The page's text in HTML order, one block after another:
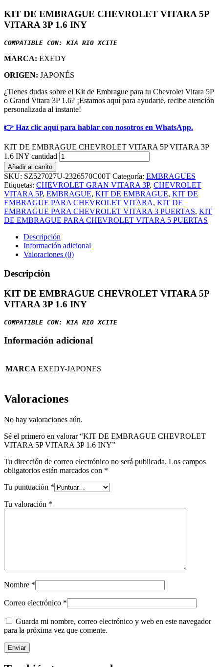
KIT DE EMBRAGUE CHEVROLET VITARA 5P
VITARA 3P 1.6 INY
COMPATIBLE CON: KIA RIO XCITE
MARCA: EXEDY
ORIGEN: JAPONÉS
¿Tienes dudas sobre el Kit de Embrague para tu Chevrolet Vitara 5P
o Grand Vitara 3P 1.6? ¡Estamos aquí para ayudarte, recibe atención
personalizada al instante!
👉 Haz clic aquí para hablar con nosotros en WhatsApp.
KIT DE EMBRAGUE CHEVROLET VITARA 5P VITARA 3P
1.6 INY cantidad
Añadir al carrito
SKU: SZ527027U-2326570C00T Categoría: EMBRAGUES
Etiquetas: CHEVROLET GRAN VITARA 3P, CHEVROLET
VITARA 5P, EMBRAGUE, KIT DE EMBRAGUE, KIT DE
EMBRAGUE PARA CHEVROLET VITARA, KIT DE
EMBRAGUE PARA CHEVROLET VITARA 3 PUERTAS, KIT
DE EMBRAGUE PARA CHEVROLET VITARA 5 PUERTAS
Descripción
Información adicional
Valoraciones (0)
Descripción
KIT DE EMBRAGUE CHEVROLET VITARA 5P
VITARA 3P 1.6 INY
COMPATIBLE CON: KIA RIO XCITE
Información adicional
MARCA EXEDY-JAPONES
Valoraciones
No hay valoraciones aún.
Sé el primero en valorar “KIT DE EMBRAGUE CHEVROLET
VITARA 5P VITARA 3P 1.6 INY”
Tu dirección de correo electrónico no será publicada. Los campos
obligatorios están marcados con *
Tu puntuación *
Tu valoración *
Nombre *
Correo electrónico *
Guarda mi nombre, correo electrónico y web en este navegador
para la próxima vez que comente.